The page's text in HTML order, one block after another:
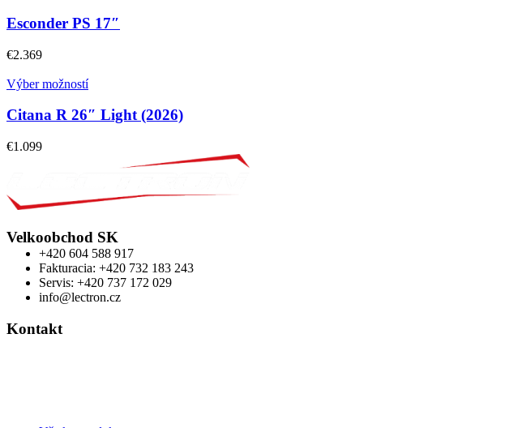
Esconder PS 17″
€2.369
Výber možností
Citana R 26″ Light (2026)
€1.099
Velkoobchod SK
+420 604 588 917
Fakturacia: +420 732 183 243
Servis: +420 737 172 029
info@lectron.cz
Kontakt